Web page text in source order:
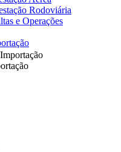
Rodoviária
e Operações